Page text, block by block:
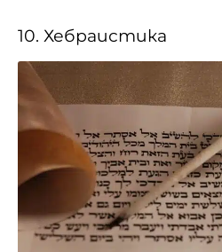
10. Хебраистика